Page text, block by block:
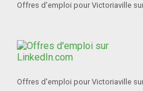
Offres d'emploi pour Victoriaville
Offres d'emploi pour Victoriaville